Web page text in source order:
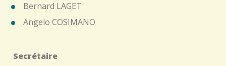
Bernard LAGET
Angelo COSIMANO
Secrétaire